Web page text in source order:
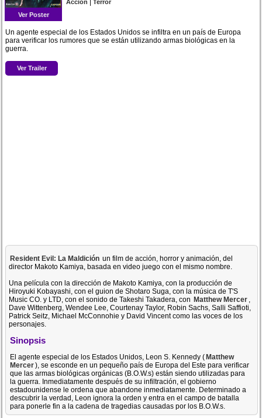
Ver Poster
Acción |Terror
Un agente especial de los Estados Unidos se infiltra en un país de Europa
para verificar los rumores que se están utilizando armas biológicas en la
guerra.
Ver Trailer
Resident Evil: La Maldición un film de acción, horror y animación, del
director Makoto Kamiya, basada en video juego con el mismo nombre.
Una película con la dirección de Makoto Kamiya, con la producción de
Hiroyuki Kobayashi, con el guion de Shotaro Suga, con la música de T'S
Music CO. y LTD, con el sonido de Takeshi Takadera, con Matthew Mercer ,
Dave Wittenberg, Wendee Lee, Courtenay Taylor, Robin Sachs, Salli Saffioti,
Patrick Seitz, Michael McConnohie y David Vincent como las voces de los
personajes.
Sinopsis
El agente especial de los Estados Unidos, Leon S. Kennedy (Matthew
Mercer), se esconde en un pequeño país de Europa del Este para verificar
que las armas biológicas orgánicas (B.O.W.s) están siendo utilizadas para
la guerra. Inmediatamente después de su infiltración, el gobierno
estadounidense le ordena que abandone inmediatamente. Determinado a
descubrir la verdad, Leon ignora la orden y entra en el campo de batalla
para ponerle fin a la cadena de tragedias causadas por los B.O.W.s.